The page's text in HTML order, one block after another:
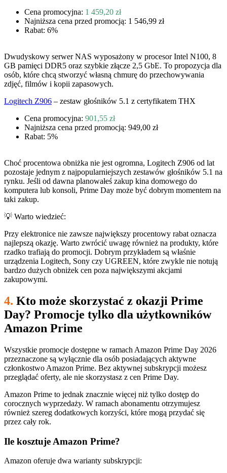
Cena promocyjna: 1 459,20 zł
Najniższa cena przed promocją: 1 546,99 zł
Rabat: 6%
Dwudyskowy serwer NAS wyposażony w procesor Intel N100, 8
GB pamięci DDR5 oraz szybkie złącze 2,5 GbE. To propozycja dla
osób, które chcą stworzyć własną chmurę do przechowywania
zdjęć, filmów i kopii zapasowych.
Logitech Z906 – zestaw głośników 5.1 z certyfikatem THX
Cena promocyjna: 901,55 zł
Najniższa cena przed promocją: 949,00 zł
Rabat: 5%
Choć procentowa obniżka nie jest ogromna, Logitech Z906 od lat
pozostaje jednym z najpopularniejszych zestawów głośników 5.1 na
rynku. Jeśli od dawna planowałeś zakup kina domowego do
komputera lub konsoli, Prime Day może być dobrym momentem na
taki zakup.
💡 Warto wiedzieć:
Przy elektronice nie zawsze największy procentowy rabat oznacza
najlepszą okazję. Warto zwrócić uwagę również na produkty, które
rzadko trafiają do promocji. Dobrym przykładem są właśnie
urządzenia Logitech, Sony czy UGREEN, które zwykle nie notują
bardzo dużych obniżek cen poza największymi akcjami
zakupowymi.
4. Kto może skorzystać z okazji Prime
Day? Promocje tylko dla użytkowników
Amazon Prime
Wszystkie promocje dostępne w ramach Amazon Prime Day 2026
przeznaczone są wyłącznie dla osób posiadających aktywne
członkostwo Amazon Prime. Bez aktywnej subskrypcji możesz
przeglądać oferty, ale nie skorzystasz z cen Prime Day.
Amazon Prime to jednak znacznie więcej niż tylko dostęp do
corocznych wyprzedaży. W ramach abonamentu otrzymujesz
również szereg dodatkowych korzyści, które mogą przydać się
przez cały rok.
Ile kosztuje Amazon Prime?
Amazon oferuje dwa warianty subskrypcji: